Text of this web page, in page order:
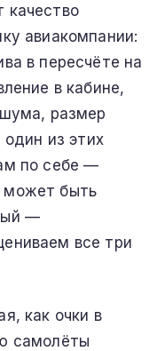
качество
авиакомпании:
в пересчёте на
в кабине,
размер
из этих
по себе —
может быть
—
все три
как очки в
самолёты